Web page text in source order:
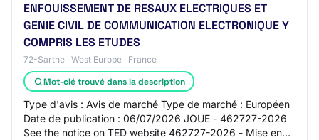
ENFOUISSEMENT DE RESAUX ELECTRIQUES ET
GENIE CIVIL DE COMMUNICATION ELECTRONIQUE Y
COMPRIS LES ETUDES
72-Sarthe · West Europe · France
Mot-clé trouvé dans la description
Type d'avis : Avis de marché Type de marché : Européen
Date de publication : 06/07/2026 JOUE - 462727-2026
See the notice on TED website 462727-2026 - Mise en